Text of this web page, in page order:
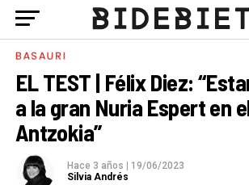
BASAURI
EL TEST | Félix Diez:
a la gran Nuria Espert en
Antzokia”
Hace 3 años
19/06/2023
Silvia Andrés